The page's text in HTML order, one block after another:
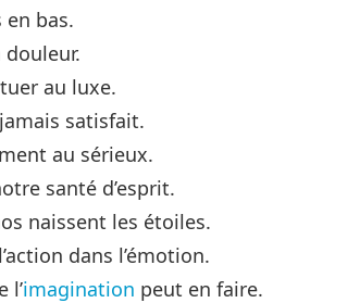
en bas.
au luxe.
satisfait.
au sérieux.
santé d’esprit.
naissent les étoiles.
dans l’émotion.
l’imagination peut en faire.